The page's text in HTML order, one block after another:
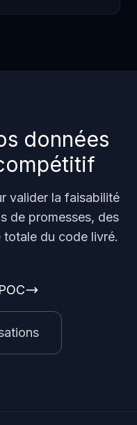
données
valider la faisabilité
de promesses, des
du code livré.